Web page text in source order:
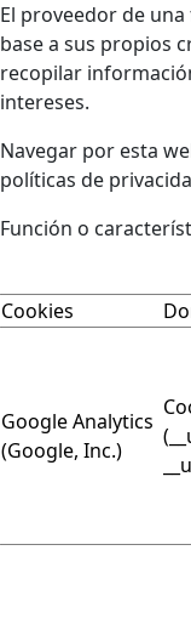
El proveedor de
base a sus propios
recopilar
intereses.
Navegar por esta
políticas de
Función o
Cookies
Google Analytics
(Google, Inc.)